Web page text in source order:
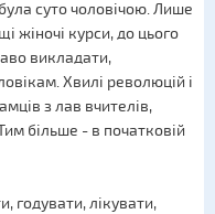
суто чоловічою. Лише
жіночі курси, до цього
викладати,
Хвилі революцій і
з лав вчителів,
більше - в початковій
годувати, лікувати,